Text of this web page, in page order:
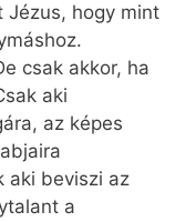
Jézus, hogy mint
csak akkor, ha
aki
az képes
aki beviszi az
a